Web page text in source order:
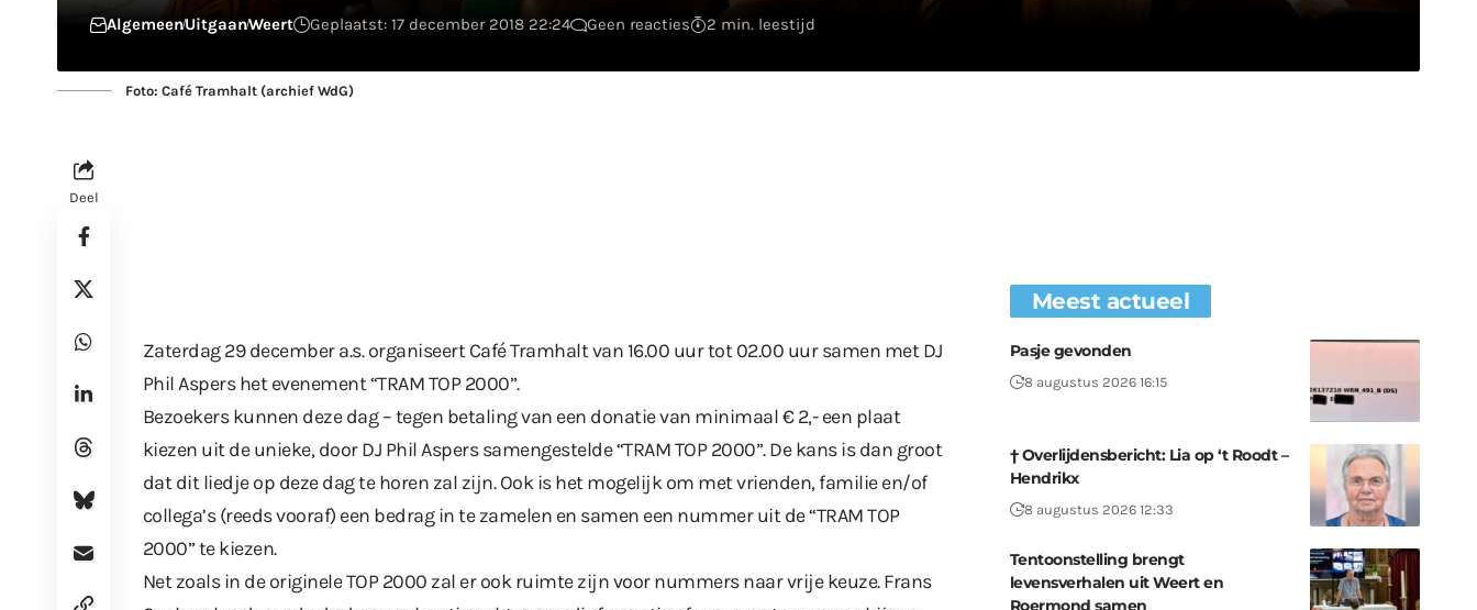
AlgemeenUitgaanWeert Geplaatst: 17 december 2018 22:24 Geen reacties 2 min. leestijd
Foto: Café Tramhalt (archief WdG)
Deel
Zaterdag 29 december a.s. organiseert Café Tramhalt van 16.00 uur tot 02.00 uur samen met DJ
Phil Aspers het evenement “TRAM TOP 2000”.
Bezoekers kunnen deze dag – tegen betaling van een donatie van minimaal € 2,- een plaat
kiezen uit de unieke, door DJ Phil Aspers samengestelde “TRAM TOP 2000”. De kans is dan groot
dat dit liedje op deze dag te horen zal zijn. Ook is het mogelijk om met vrienden, familie en/of
collega’s (reeds vooraf) een bedrag in te zamelen en samen een nummer uit de “TRAM TOP
2000” te kiezen.
Net zoals in de originele TOP 2000 zal er ook ruimte zijn voor nummers naar vrije keuze. Frans
Meest actueel
Pasje gevonden
8 augustus 2026 16:15
† Overlijdensbericht: Lia op ‘t Roodt –
Hendrikx
8 augustus 2026 12:33
Tentoonstelling brengt
levensverhalen uit Weert en
Roermond samen